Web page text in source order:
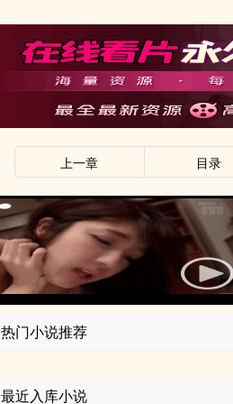
上一章 目录
热门小说推荐
最近入库小说